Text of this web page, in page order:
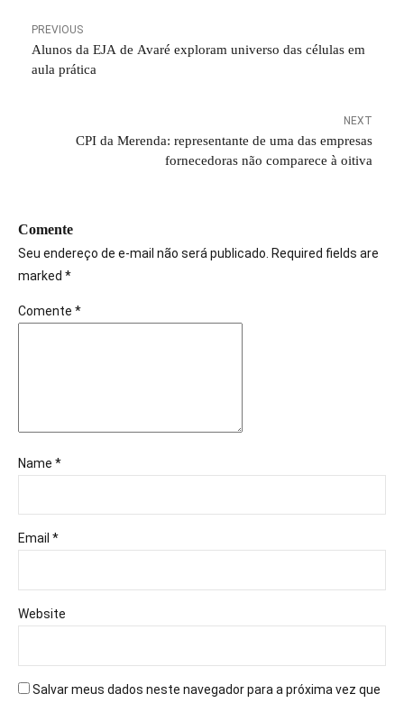
PREVIOUS
Alunos da EJA de Avaré exploram universo das células em
aula prática
NEXT
CPI da Merenda: representante de uma das empresas
fornecedoras não comparece à oitiva
Comente
Seu endereço de e-mail não será publicado. Required fields are
marked *
Comente *
Name *
Email *
Website
Salvar meus dados neste navegador para a próxima vez que